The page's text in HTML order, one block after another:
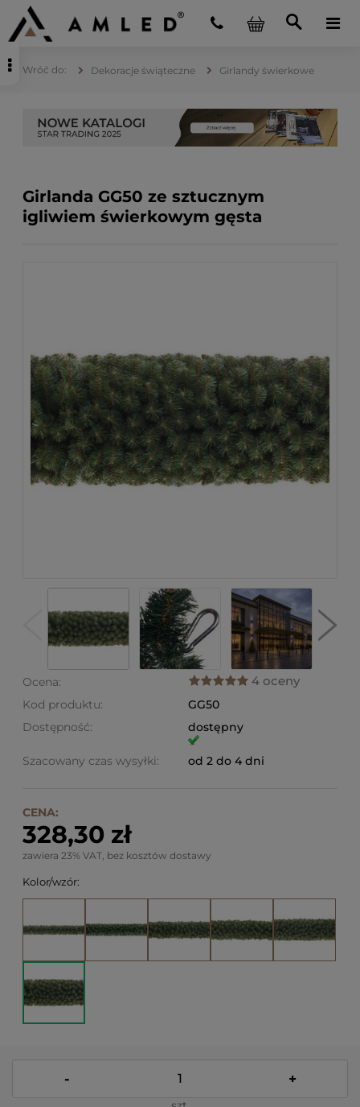
Dekoracje świąteczne Girlandy świerkowe
Girlanda GG50 ze sztucznym
igliwiem świerkowym gęsta
Ocena: 4 oceny
Kod produktu:
GG50
Dostępność:
dostępny
Szacowany czas wysyłki: od 2 do 4 dni
CENA:
328,30 zł
zawiera 23% VAT, bez kosztów dostawy
Kolor/wzór:
- +